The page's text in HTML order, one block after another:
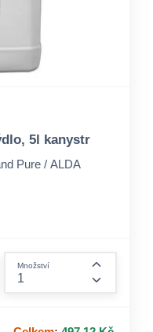
5l kanystr
Pure / ALDA
Množství